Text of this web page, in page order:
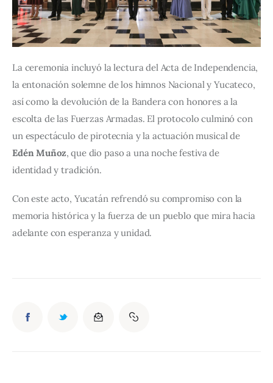
La ceremonia incluyó la lectura del Acta de Independencia,
la entonación solemne de los himnos Nacional y Yucateco,
así como la devolución de la Bandera con honores a la
escolta de las Fuerzas Armadas. El protocolo culminó con
un espectáculo de pirotecnia y la actuación musical de
Edén Muñoz, que dio paso a una noche festiva de
identidad y tradición.
Con este acto, Yucatán refrendó su compromiso con la
memoria histórica y la fuerza de un pueblo que mira hacia
adelante con esperanza y unidad.